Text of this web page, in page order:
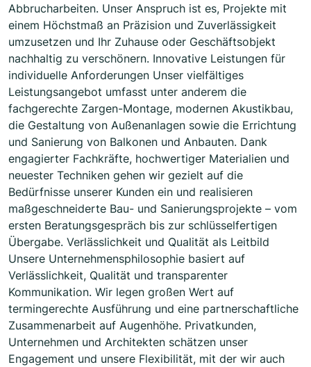
Abbrucharbeiten. Unser Anspruch ist es, Projekte mit
einem Höchstmaß an Präzision und Zuverlässigkeit
umzusetzen und Ihr Zuhause oder Geschäftsobjekt
nachhaltig zu verschönern. Innovative Leistungen für
individuelle Anforderungen Unser vielfältiges
Leistungsangebot umfasst unter anderem die
fachgerechte Zargen-Montage, modernen Akustikbau,
die Gestaltung von Außenanlagen sowie die Errichtung
und Sanierung von Balkonen und Anbauten. Dank
engagierter Fachkräfte, hochwertiger Materialien und
neuester Techniken gehen wir gezielt auf die
Bedürfnisse unserer Kunden ein und realisieren
maßgeschneiderte Bau- und Sanierungsprojekte – vom
ersten Beratungsgespräch bis zur schlüsselfertigen
Übergabe. Verlässlichkeit und Qualität als Leitbild
Unsere Unternehmensphilosophie basiert auf
Verlässlichkeit, Qualität und transparenter
Kommunikation. Wir legen großen Wert auf
termingerechte Ausführung und eine partnerschaftliche
Zusammenarbeit auf Augenhöhe. Privatkunden,
Unternehmen und Architekten schätzen unser
Engagement und unsere Flexibilität, mit der wir auch